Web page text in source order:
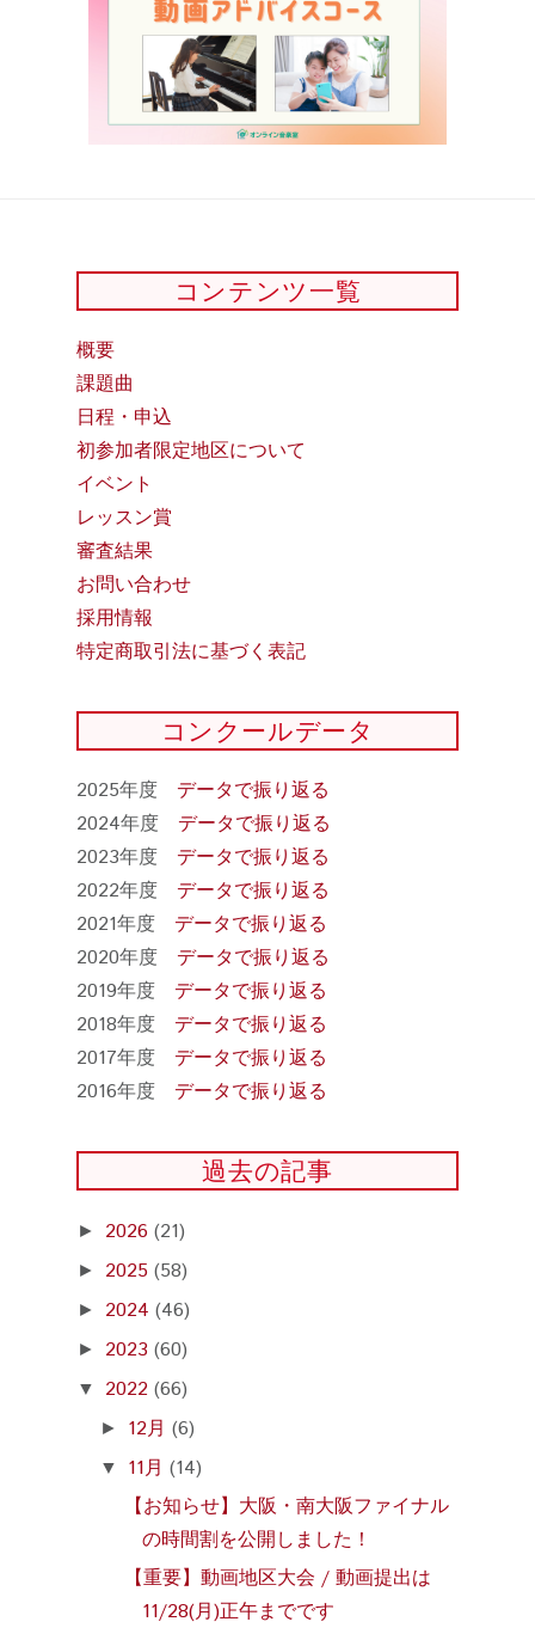
コンテンツ一覧
概要
課題曲
日程・申込
初参加者限定地区について
イベント
レッスン賞
審査結果
お問い合わせ
採用情報
特定商取引法に基づく表記
コンクールデータ
2025年度 データで振り返る
2024年度 データで振り返る
2023年度 データで振り返る
2022年度 データで振り返る
2021年度 データで振り返る
2020年度 データで振り返る
2019年度 データで振り返る
2018年度 データで振り返る
2017年度 データで振り返る
2016年度 データで振り返る
過去の記事
► 2026 (21)
► 2025 (58)
► 2024 (46)
► 2023 (60)
▼ 2022 (66)
► 12月(6)
▼ 11月(14)
【お知らせ】大阪・南大阪ファイナル
の時間割を公開しました！
【重要】動画地区大会 / 動画提出は
11/28(月)正午までです